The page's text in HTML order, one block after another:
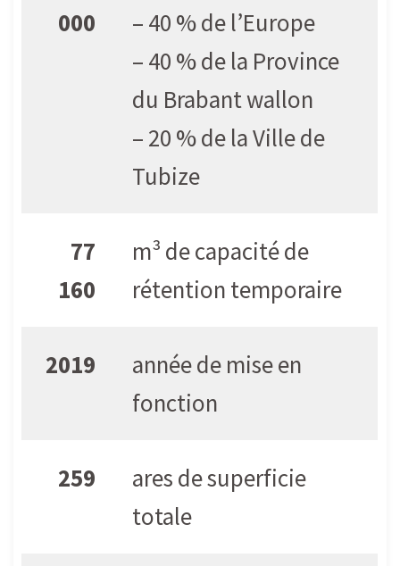
000
– 40 % de l’Europe
– 40 % de la Province
du Brabant wallon
– 20 % de la Ville de
Tubize
77
160
m³ de capacité de
rétention temporaire
2019
année de mise en
fonction
259
ares de superficie
totale